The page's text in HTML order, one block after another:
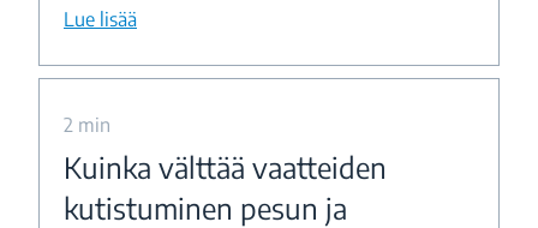
Lue lisää
2 min
Kuinka välttää vaatteiden
kutistuminen pesun ja